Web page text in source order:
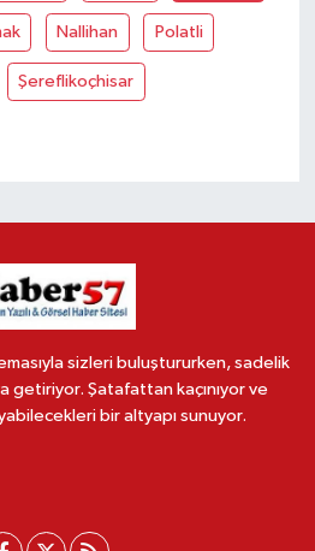
Nallihan Polatli
Şereflikoçhisar
sizleri buluştururken, sadelik
getiriyor. Şatafattan kaçınıyor ve
bir altyapı sunuyor.